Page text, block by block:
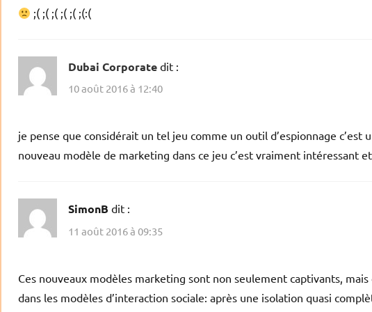
;( ;( ;( ;( ;( ;(:(
Dubai Corporate dit :
10 août 2016 à 12:40
je pense que considérait un tel jeu comme un outil d’espionnage c’est
nouveau modèle de marketing dans ce jeu c’est vraiment intéressant
SimonB dit :
11 août 2016 à 09:35
Ces nouveaux modèles marketing sont non seulement captivants,
dans les modèles d’interaction sociale: après une isolation quasi